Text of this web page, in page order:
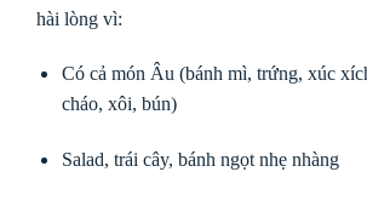
hài lòng vì:
Có cả món Âu (bánh mì, trứng, xúc
cháo, xôi, bún)
Salad, trái cây, bánh ngọt nhẹ nhàng